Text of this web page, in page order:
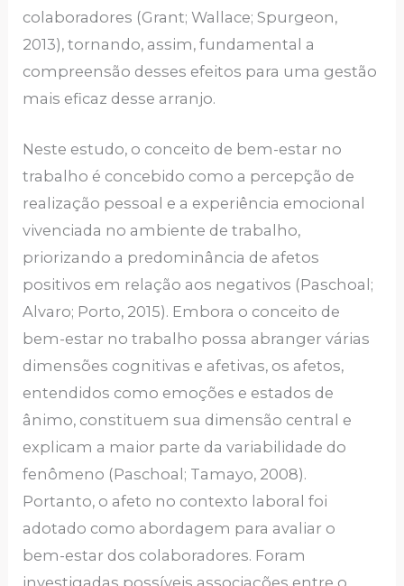
colaboradores (Grant; Wallace; Spurgeon,
2013), tornando, assim, fundamental a
compreensão desses efeitos para uma gestão
mais eficaz desse arranjo.
Neste estudo, o conceito de bem-estar no
trabalho é concebido como a percepção de
realização pessoal e a experiência emocional
vivenciada no ambiente de trabalho,
priorizando a predominância de afetos
positivos em relação aos negativos (Paschoal;
Alvaro; Porto, 2015). Embora o conceito de
bem-estar no trabalho possa abranger várias
dimensões cognitivas e afetivas, os afetos,
entendidos como emoções e estados de
ânimo, constituem sua dimensão central e
explicam a maior parte da variabilidade do
fenômeno (Paschoal; Tamayo, 2008).
Portanto, o afeto no contexto laboral foi
adotado como abordagem para avaliar o
bem-estar dos colaboradores. Foram